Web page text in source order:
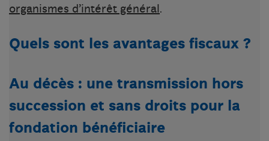
organismes d’intérêt général.
Quels sont les avantages fiscaux ?
Au décès : une transmission hors
succession et sans droits pour la
fondation bénéficiaire